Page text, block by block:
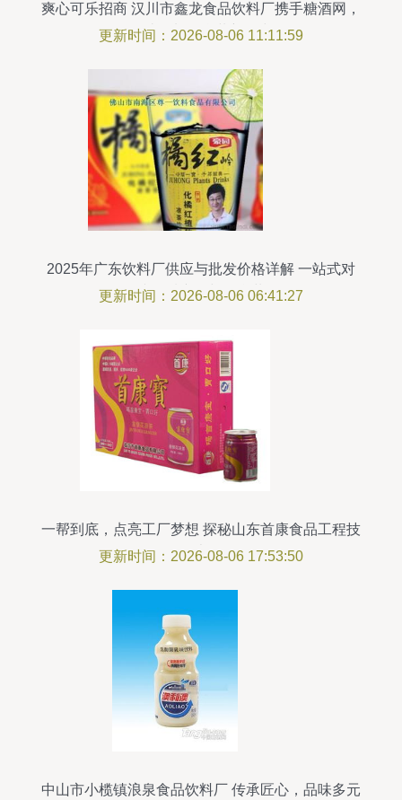
爽心可乐招商 汉川市鑫龙食品饮料厂携手糖酒网，
打造饮料组合装新风尚
更新时间：2026-08-06 11:11:59
2025年广东饮料厂供应与批发价格详解 一站式对
接优质产品与组合装
更新时间：2026-08-06 06:41:27
一帮到底，点亮工厂梦想 探秘山东首康食品工程技
术
更新时间：2026-08-06 17:53:50
中山市小榄镇浪泉食品饮料厂 传承匠心，品味多元